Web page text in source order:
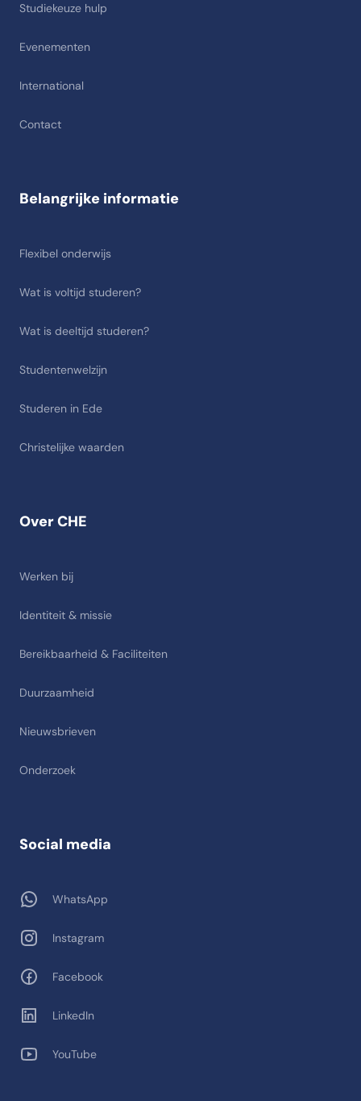
Studiekeuze hulp
Evenementen
International
Contact
Over CHE
Werken bij
Identiteit & missie
Bereikbaarheid & Faciliteiten
Duurzaamheid
Nieuwsbrieven
Onderzoek
Belangrijke informatie
Flexibel onderwijs
Wat is voltijd studeren?
Wat is deeltijd studeren?
Studentenwelzijn
Studeren in Ede
Christelijke waarden
Social media
WhatsApp
Instagram
Facebook
LinkedIn
YouTube